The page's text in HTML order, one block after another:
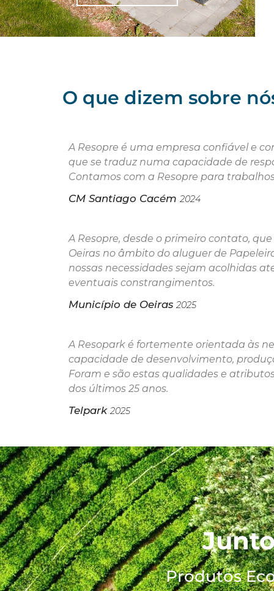
O que dizem sobre
A Resopre é uma empresa confiável e
que se traduz numa capacidade de
Contamos com a Resopre para
CM Santiago Cacém 2024
A Resopre, desde o primeiro contato,
Oeiras no âmbito do aluguer de
nossas necessidades sejam acolhidas
eventuais constrangimentos.
Município de Oeiras 2025
A Resopark é fortemente orientada às
capacidade de desenvolvimento,
Foram e são estas qualidades e
dos últimos 25 anos.
Telpark 2025
Produtos